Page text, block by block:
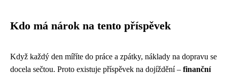
Kdo má nárok na tento příspěvek
Když každý den míříte do práce a zpátky, náklady na dopravu se
docela sečtou. Proto existuje příspěvek na dojíždění – finanční